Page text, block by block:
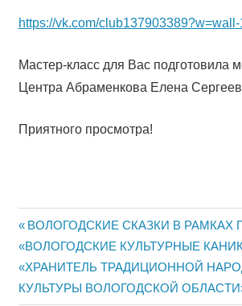
https://vk.com/
Мастер-класс для Вас подготовила
Центра Абраменкова Елена
Приятного просмотра!
Навигация
по
записям
Предыдущий:
ВОЛОГОДСКИЕ СКАЗКИ В РАМКАХ
«ВОЛОГОДСКИЕ КУЛЬТУРНЫЕ
Следующий:
«ХРАНИТЕЛЬ ТРАДИЦИОННОЙ
КУЛЬТУРЫ ВОЛОГОДСКОЙ